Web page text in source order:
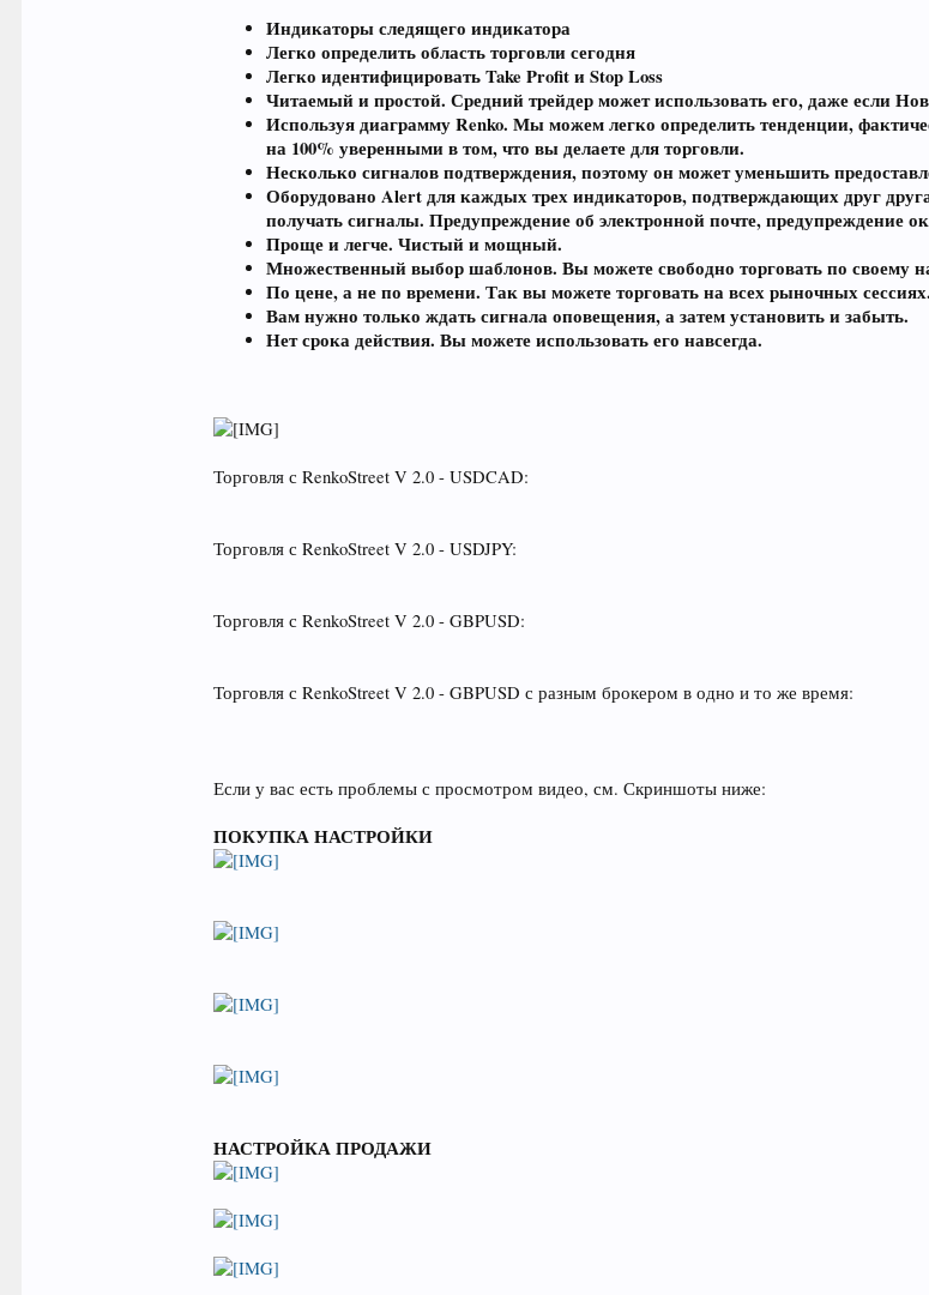
Индикаторы следящего индикатора
Легко определить область торговли сегодня
Легко идентифицировать Take Profit и Stop Loss
Читаемый и простой. Средний трейдер может использовать его, даже если
Используя диаграмму Renko. Мы можем легко определить тенденции,
на 100% уверенными в том, что вы делаете для торговли.
Несколько сигналов подтверждения, поэтому он может уменьшить
Оборудовано Alert для каждых трех индикаторов, подтверждающих друг
получать сигналы. Предупреждение об электронной почте, предупреждение
Проще и легче. Чистый и мощный.
Множественный выбор шаблонов. Вы можете свободно торговать по своему
По цене, а не по времени. Так вы можете торговать на всех рыночных
Вам нужно только ждать сигнала оповещения, а затем установить и забыть.
Нет срока действия. Вы можете использовать его навсегда.
Торговля с RenkoStreet V 2.0 - USDCAD:
Торговля с RenkoStreet V 2.0 - USDJPY:
Торговля с RenkoStreet V 2.0 - GBPUSD:
Торговля с RenkoStreet V 2.0 - GBPUSD с разным брокером в одно и то же время:
Если у вас есть проблемы с просмотром видео, см. Скриншоты ниже:
ПОКУПКА НАСТРОЙКИ
НАСТРОЙКА ПРОДАЖИ